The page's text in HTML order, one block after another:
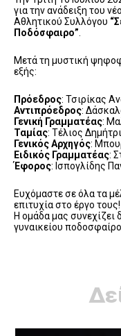
για την ανάδειξη του
Αθλητικού Συλλόγου
Ποδόσφαιρο”
Μετά τη μυστική
εξής:
Πρόεδρος: Τσιρίκας
Αντιπρόεδρος:
Γενική Γραμματέας:
Ταμίας: Τέλιος
Γενικός Αρχηγός:
Ειδικός Γραμματέας:
Έφορος: Ισπογλίδης
Ευχόμαστε σε όλα τα
επιτυχία στο έργο τους!
Η ομάδα μας συνεχίζει
γυναικείου